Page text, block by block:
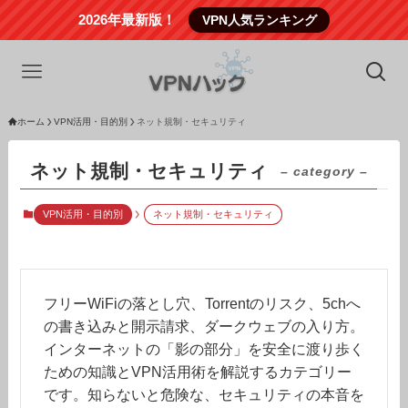
2026年最新版！ VPN人気ランキング
ホーム VPN活用・目的別 ネット規制・セキュリティ
ネット規制・セキュリティ – category –
VPN活用・目的別 ネット規制・セキュリティ
フリーWiFiの落とし穴、Torrentのリスク、5chへ
の書き込みと開示請求、ダークウェブの入り方。
インターネットの「影の部分」を安全に渡り歩く
ための知識とVPN活用術を解説するカテゴリー
です。知らないと危険な、セキュリティの本音を